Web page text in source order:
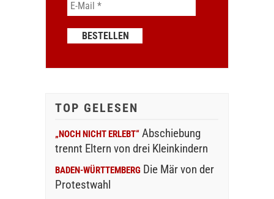
TOP GELESEN
„NOCH NICHT ERLEBT“ Abschiebung
trennt Eltern von drei Kleinkindern
BADEN-WÜRTTEMBERG Die Mär von der
Protestwahl